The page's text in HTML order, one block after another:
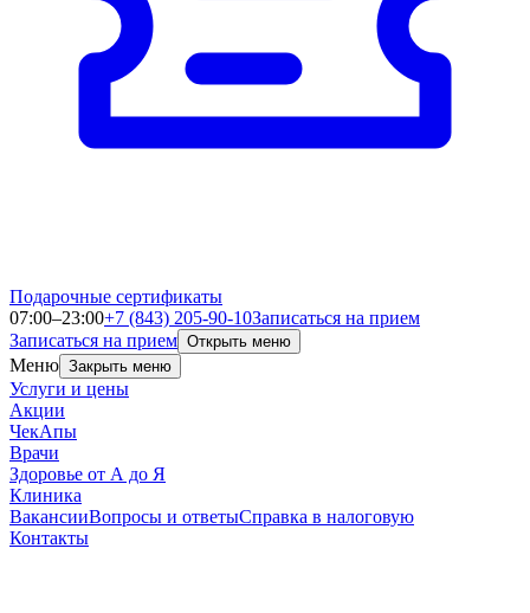
Подарочные сертификаты
07:00–23:00+7 (843) 205-90-10Записаться на прием
Записаться на прием Открыть меню
Меню Закрыть меню
Услуги и цены
Акции
ЧекАпы
Врачи
Здоровье от А до Я
Клиника
ВакансииВопросы и ответыСправка в налоговую
Контакты